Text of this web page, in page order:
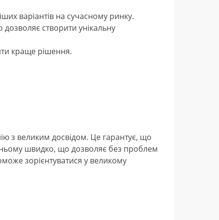
варіантів на сучасному ринку.
створити унікальну
краще рішення.
з великим досвідом. Це гарантує, що
швидко, що дозволяє без проблем
зорієнтуватися у великому